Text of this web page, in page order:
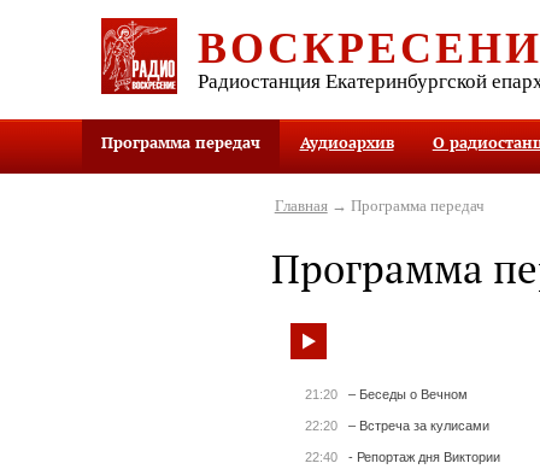
Радиостанция Екатеринбургской
Программа передач Аудиоархив О
Главная→ Программа передач
Программа
21:20 – Беседы о Вечном
22:20 – Встреча за кулисами
22:40
- Репортаж дня Виктории